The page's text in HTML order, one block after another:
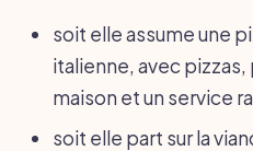
soit elle assume une
italienne, avec
maison et un service
soit elle part sur la